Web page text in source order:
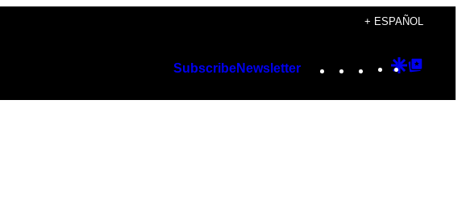
+ ESPAÑOL
SubscribeNewsletter Instagram
TikTok
YouTube
Google